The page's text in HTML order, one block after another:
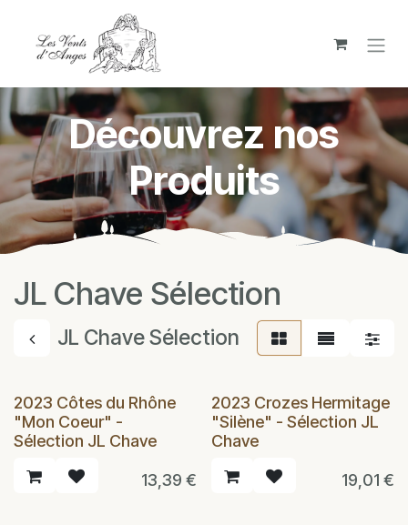
Se rendre au contenu
Découvrez nos
Produits
JL Chave Sélection
JL Chave Sélection
2023 Côtes du Rhône
"Mon Coeur" -
Sélection JL Chave
13,39 €
2023 Crozes Hermitage
"Silène" - Sélection JL
Chave
19,01 €